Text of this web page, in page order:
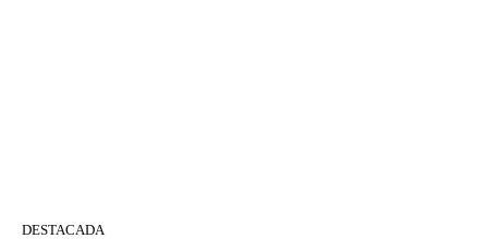
DESTACADA